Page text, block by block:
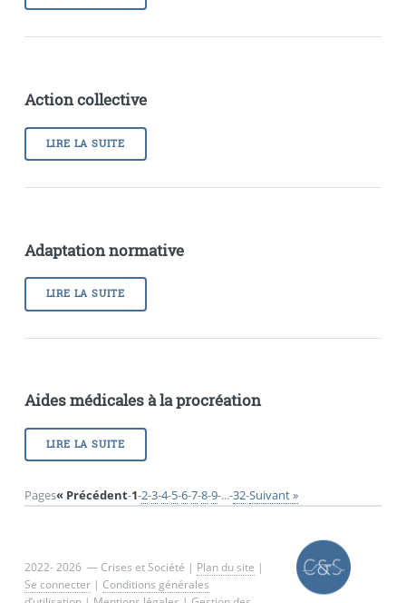
Action collective
LIRE LA SUITE
Adaptation normative
LIRE LA SUITE
Aides médicales à la procréation
LIRE LA SUITE
Pages« Précédent-1-2-3-4-5-6-7-8-9-...-32-Suivant »
2022- 2026 — Crises et Société | Plan du site |
Se connecter| Conditions générales